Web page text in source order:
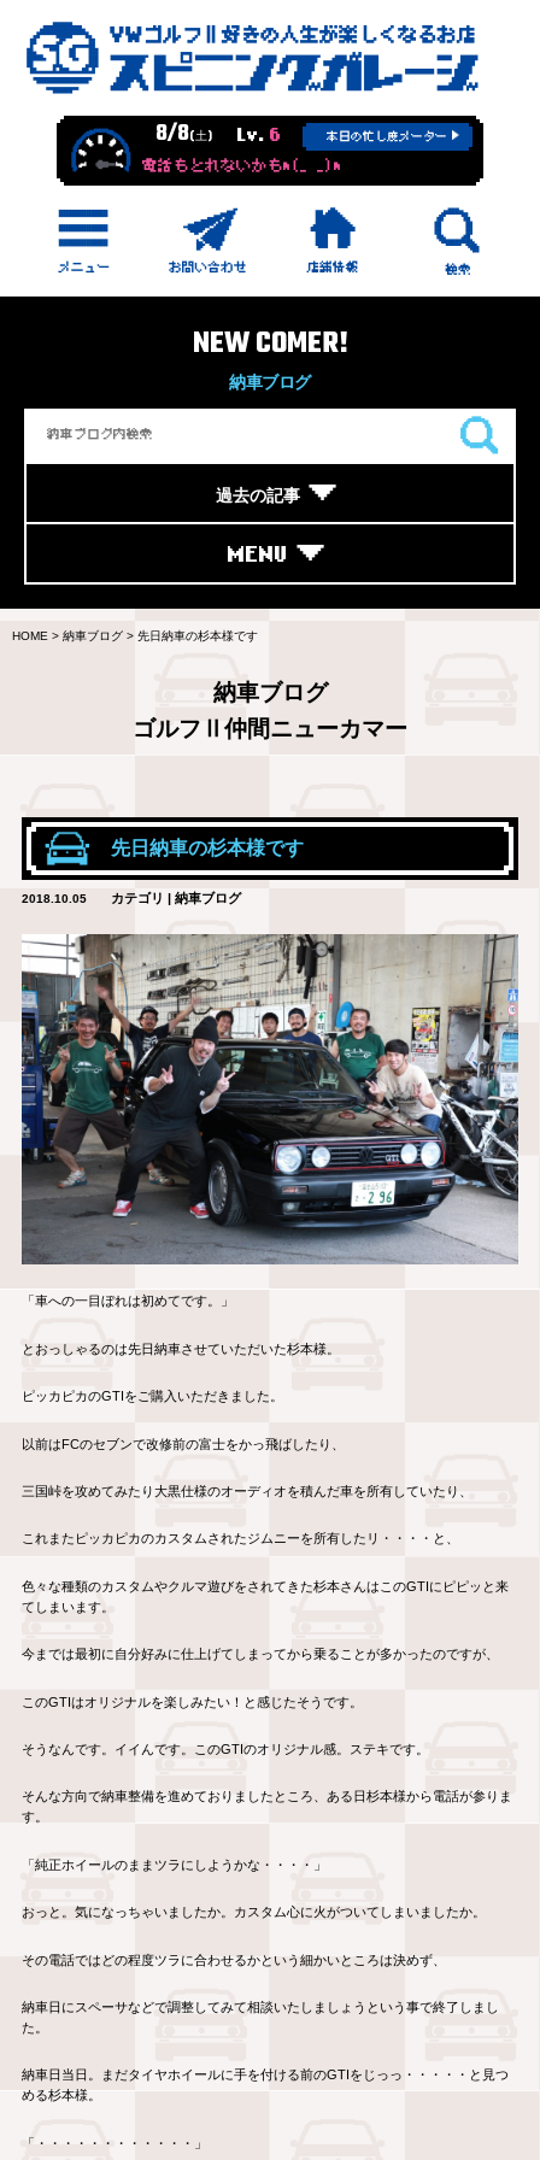
8/8(土) Lv. 6 本日の忙し度メーター
電話もとれないかもm(_ _)m
NEW COMER!
納車ブログ
過去の記事
MENU
HOME > 納車ブログ > 先日納車の杉本様です
納車ブログ
ゴルフⅡ仲間ニューカマー
先日納車の杉本様です
2018.10.05 カテゴリ | 納車ブログ
「車への一目ぼれは初めてです。」
とおっしゃるのは先日納車させていただいた杉本様。
ピッカピカのGTIをご購入いただきました。
以前はFCのセブンで改修前の富士をかっ飛ばしたり、
三国峠を攻めてみたり大黒仕様のオーディオを積んだ車を所有していたり、
これまたピッカピカのカスタムされたジムニーを所有したリ・・・・と、
色々な種類のカスタムやクルマ遊びをされてきた杉本さんはこのGTIにピピッと来
てしまいます。
今までは最初に自分好みに仕上げてしまってから乗ることが多かったのですが、
このGTIはオリジナルを楽しみたい！と感じたそうです。
そうなんです。イイんです。このGTIのオリジナル感。ステキです。
そんな方向で納車整備を進めておりましたところ、ある日杉本様から電話が参りま
す。
「純正ホイールのままツラにしようかな・・・・」
おっと。気になっちゃいましたか。カスタム心に火がついてしまいましたか。
その電話ではどの程度ツラに合わせるかという細かいところは決めず、
納車日にスペーサなどで調整してみて相談いたしましょうという事で終了しまし
た。
納車日当日。まだタイヤホイールに手を付ける前のGTIをじっっ・・・・・と見つ
める杉本様。
「・・・・・・・・・・・・」